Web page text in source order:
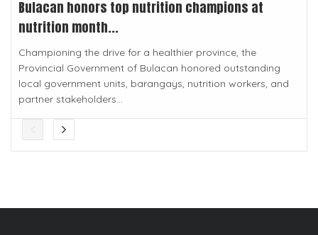
Bulacan honors top nutrition champions at
nutrition month...
Championing the drive for a healthier province, the
Provincial Government of Bulacan honored outstanding
local government units, barangays, nutrition workers, and
partner stakeholders...